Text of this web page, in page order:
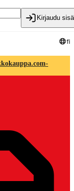
Kirjaudu
fi